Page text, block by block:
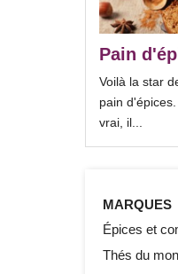
Pain
Voilà la star
pain
vrai, il...
MARQUES
Épices et
Thés du